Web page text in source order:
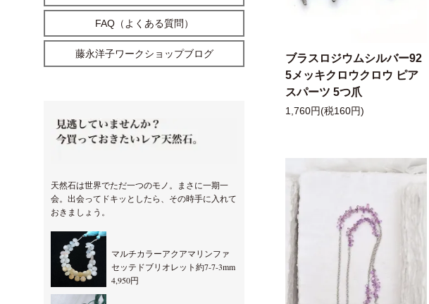
ブラスロジウムシルバー92
5メッキクロウクロウ ピア
スパーツ 5つ爪
1,760円(税160円)
FAQ（よくある質問）
藤永洋子ワークショップブログ
天然石は世界でただ一つのモノ。まさに一期一
会。出会ってドキッとしたら、その時手に入れて
おきましょう。
マルチカラーアクアマリンファ
セッテドブリオレット約7-7-3mm
4,950円